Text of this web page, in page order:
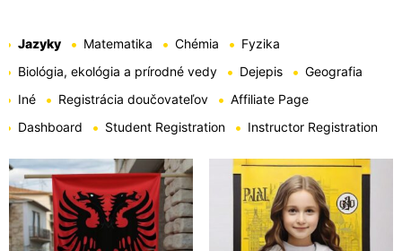
Jazyky Matematika Chémia
Fyzika
Biológia, ekológia a prírodné vedy
Dejepis
Geografia
Iné
Registrácia doučovateľov
Affiliate Page
Dashboard
Student Registration Instructor Registration